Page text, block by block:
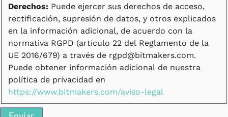
Derechos: Puede ejercer sus derechos de acceso,
rectificación, supresión de datos, y otros explicados
en la información adicional, de acuerdo con la
normativa RGPD (artículo 22 del Reglamento de la
UE 2016/679) a través de rgpd@bitmakers.com.
Puede obtener información adicional de nuestra
política de privacidad en
https://www.bitmakers.com/aviso-legal